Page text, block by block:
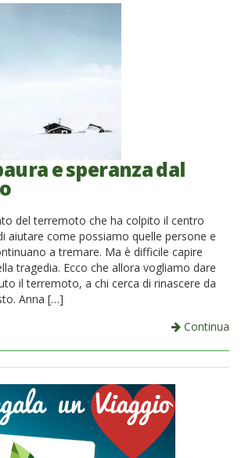
e speranza dal
del terremoto che ha colpito il centro
aiutare come possiamo quelle persone e
a tremare. Ma è difficile capire
tragedia. Ecco che allora vogliamo dare
il terremoto, a chi cerca di rinascere da
Anna […]
Continua